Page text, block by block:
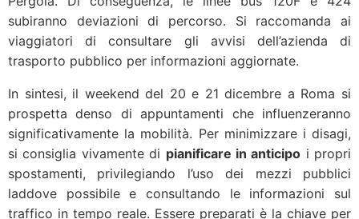
subiranno deviazioni di percorso. Si raccomanda ai
viaggiatori di consultare gli avvisi dell’azienda di
trasporto pubblico per informazioni aggiornate.
In sintesi, il weekend del 20 e 21 dicembre a Roma si
prospetta denso di appuntamenti che influenzeranno
significativamente la mobilità. Per minimizzare i disagi,
si consiglia vivamente di pianificare in anticipo i propri
spostamenti, privilegiando l’uso dei mezzi pubblici
laddove possibile e consultando le informazioni sul
traffico in tempo reale. Essere preparati è la chiave per